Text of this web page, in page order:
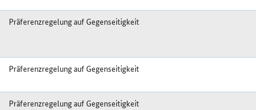
Präferenzregelung auf Gegenseitigkeit
Präferenzregelung auf Gegenseitigkeit
Präferenzregelung auf Gegenseitigkeit